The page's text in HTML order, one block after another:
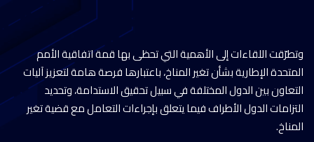
وتطرّقت اللقاءات إلى الأهمية التي تحظى بها قمة اتفاقية الأمم
المتحدة الإطارية بشأن تغير المناخ، باعتبارها فرصة هامة لتعزيز آليات
التعاون بين الدول المختلفة في سبيل تحقيق الاستدامة، وتحديد
التزامات الدول الأطراف فيما يتعلق بإجراءات التعامل مع قضية تغير
المناخ.